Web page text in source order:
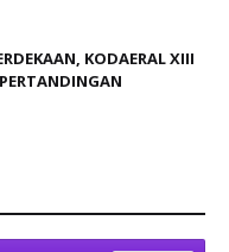
KODAERAL XIII